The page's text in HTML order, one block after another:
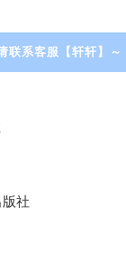
联系客服【轩轩】～
社